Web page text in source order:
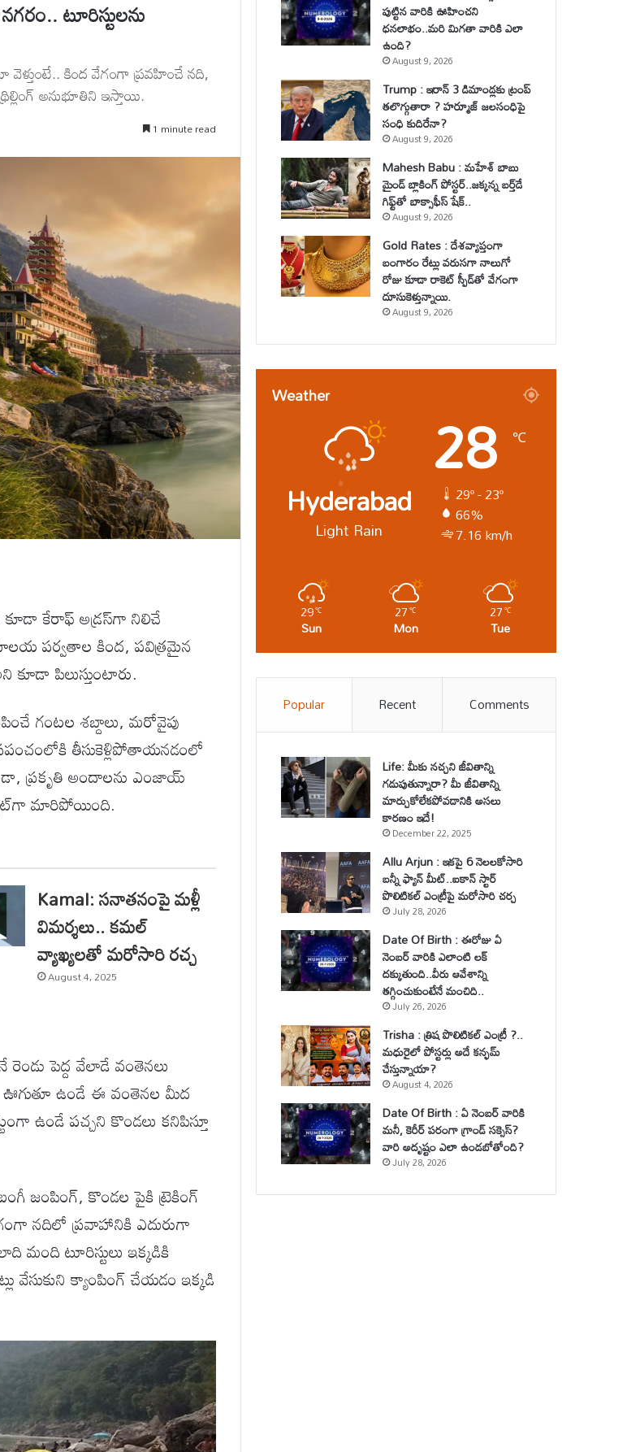
టూరిస్టులను
కింద వేగంగా ప్రవహించే నది,
అనుభూతిని ఇస్తాయి.
1 minute read
కూడా కేరాఫ్ అడ్రస్‌గా నిలిచే
పర్వతాల కింద, పవిత్రమైన
పిలుస్తుంటారు.
గంటల శబ్దాలు, మరోవైపు
తీసుకెళ్లిపోతాయనడంలో
ప్రకృతి అందాలను ఎంజాయ్
మారిపోయింది.
Kamal: సనాతనంపై మళ్లీ
విమర్శలు.. కమల్
వ్యాఖ్యలతో మరోసారి రచ్చ
August 4, 2025
పెద్ద వేలాడే వంతెనలు
ఊగుతూ ఉండే ఈ వంతెనల మీద
ఉండే పచ్చని కొండలు కనిపిస్తూ
జంపింగ్, కొండల పైకి ట్రెకింగ్
నదిలో ప్రవాహానికి ఎదురుగా
టూరిస్టులు ఇక్కడికి
వేసుకుని క్యాంపింగ్ చేయడం ఇక్కడి
పుట్టిన వారికి ఊహించని
ధనలాభం..మరి మిగతా వారికి ఎలా
ఉంది?
August 9, 2026
Trump : ఇరాన్ 3 డిమాండ్లకు ట్రంప్
తలొగ్గుతారా ? హర్మూజ్ జలసంధిపై
సంధి కుదిరేనా?
August 9, 2026
Mahesh Babu : మహేశ్‌ బాబు
మైండ్ బ్లాకింగ్ పోస్టర్..జక్కన్న బర్త్‌డే
గిఫ్ట్‌తో బాక్సాఫీస్ షేక్..
August 9, 2026
Gold Rates : దేశవ్యాప్తంగా
బంగారం రేట్లు వరుసగా నాలుగో
రోజు కూడా రాకెట్ స్పీడ్‌తో వేగంగా
దూసుకెళ్తున్నాయి.
August 9, 2026
Weather
Hyderabad
Light Rain
28 ℃
29º - 23º
66%
7.16 km/h
29℃
Sun
27℃
Mon
27℃
Tue
Popular Recent Comments
Life: మీకు నచ్చని జీవితాన్ని
గడుపుతున్నారా? మీ జీవితాన్ని
మార్చుకోలేకపోవడానికి అసలు
కారణం ఇదే!
December 22, 2025
Allu Arjun : ఇకపై 6 నెలలకోసారి
బన్నీ ఫ్యాన్ మీట్..ఐకాన్ స్టార్
పొలిటికల్ ఎంట్రీపై మరోసారి చర్చ
July 28, 2026
Date Of Birth : ఈరోజు ఏ
నెంబర్ వారికి ఎలాంటి లక్
దక్కుతుంది..వీరు ఆవేశాన్ని
తగ్గించుకుంటేనే మంచిది..
July 26, 2026
Trisha : త్రిష పొలిటికల్ ఎంట్రీ ?..
మధురైలో పోస్టర్లు అదే కన్ఫమ్
చేస్తున్నాయా?
August 4, 2026
Date Of Birth : ఏ నెంబర్ వారికి
మనీ, కెరీర్ పరంగా గ్రాండ్ సక్సెస్?
వారి అదృష్టం ఎలా ఉండబోతోంది?
July 28, 2026